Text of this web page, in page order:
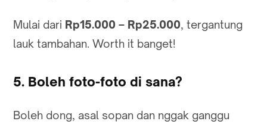
Mulai dari Rp15.000 – Rp25.000, tergantung
lauk tambahan. Worth it banget!
5. Boleh foto-foto di sana?
Boleh dong, asal sopan dan nggak ganggu